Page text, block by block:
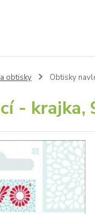
obtisky Obtisky
- krajka,